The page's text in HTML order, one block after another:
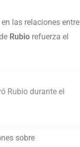
en las relaciones entre
Rubio refuerza el
Rubio durante el
sobre